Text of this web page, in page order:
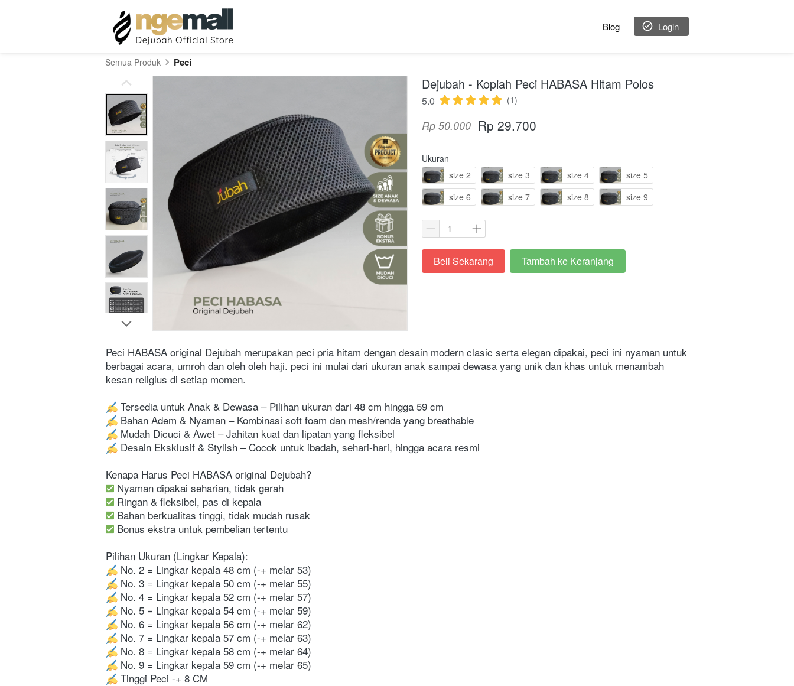
Blog ` Login
Semua Produk Peci
Dejubah - Kopiah Peci HABASA Hitam Polos
5.0 (1)
Rp 50.000 Rp 29.700
Ukuran
size 2
size 3 size 4
size 5
size 6
size 7 size 8 size 9
`Beli Sekarang `
Tambah ke Keranjang
Peci HABASA original Dejubah merupakan peci pria hitam dengan desain modern clasic serta elegan dipakai, peci ini nyaman untuk
berbagai acara, umroh dan oleh oleh haji. peci ini mulai dari ukuran anak sampai dewasa yang unik dan khas untuk menambah
kesan religius di setiap momen.
Tersedia untuk Anak & Dewasa – Pilihan ukuran dari 48 cm hingga 59 cm
Bahan Adem & Nyaman – Kombinasi soft foam dan mesh/renda yang breathable
Mudah Dicuci & Awet – Jahitan kuat dan lipatan yang fleksibel
Desain Eksklusif & Stylish – Cocok untuk ibadah, sehari-hari, hingga acara resmi
Kenapa Harus Peci HABASA original Dejubah?
Nyaman dipakai seharian, tidak gerah
Ringan & fleksibel, pas di kepala
Bahan berkualitas tinggi, tidak mudah rusak
Bonus ekstra untuk pembelian tertentu
Pilihan Ukuran (Lingkar Kepala):
No. 2 = Lingkar kepala 48 cm (-+ melar 53)
No. 3 = Lingkar kepala 50 cm (-+ melar 55)
No. 4 = Lingkar kepala 52 cm (-+ melar 57)
No. 5 = Lingkar kepala 54 cm (-+ melar 59)
No. 6 = Lingkar kepala 56 cm (-+ melar 62)
No. 7 = Lingkar kepala 57 cm (-+ melar 63)
No. 8 = Lingkar kepala 58 cm (-+ melar 64)
No. 9 = Lingkar kepala 59 cm (-+ melar 65)
Tinggi Peci -+ 8 CM